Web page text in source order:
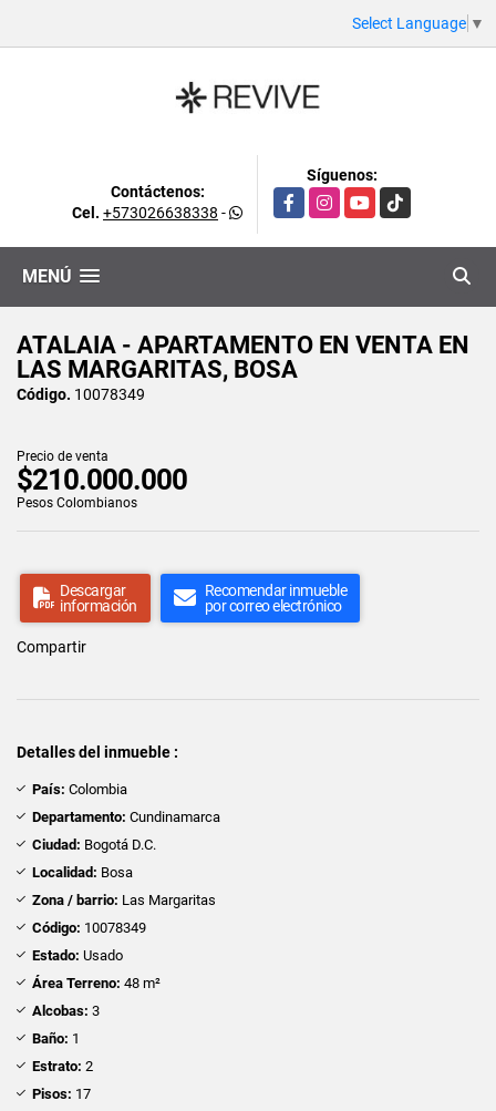
Select Language ▼
Contáctenos:
Cel. +573026638338 -
Síguenos:
FacebookInstagramYouTubeTikTok
MENÚ
ATALAIA - APARTAMENTO EN VENTA EN
LAS MARGARITAS, BOSA
Código. 10078349
Precio de venta
$210.000.000
Pesos Colombianos
Descargar
información
Recomendar inmueble
por correo electrónico
Compartir
Detalles del inmueble :
País: Colombia
Departamento: Cundinamarca
Ciudad: Bogotá D.C.
Localidad: Bosa
Zona / barrio: Las Margaritas
Código: 10078349
Estado: Usado
Área Terreno: 48 m²
Alcobas: 3
Baño: 1
Estrato: 2
Pisos: 17